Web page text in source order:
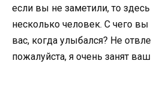
если вы не заметили, то
несколько человек. С чего вы
вас, когда улыбался? Не
пожалуйста, я очень занят